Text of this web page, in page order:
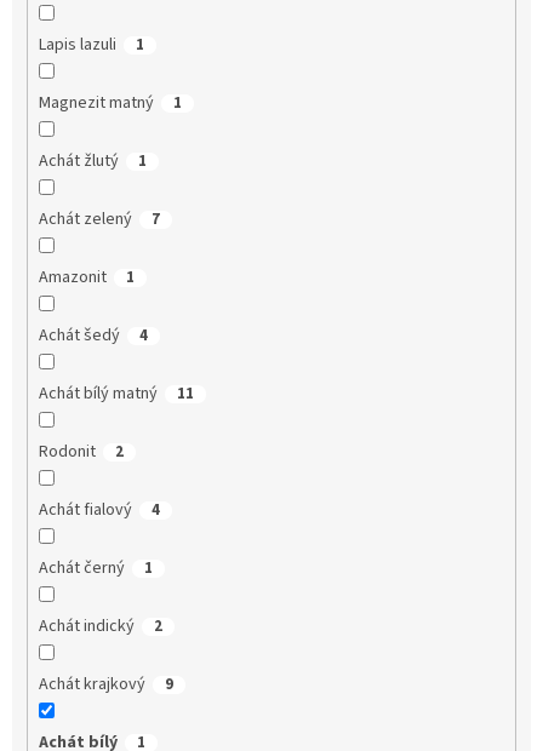
Lapis lazuli 1
Magnezit matný 1
Achát žlutý 1
Achát zelený 7
Amazonit 1
Achát šedý 4
Achát bílý matný 11
Rodonit 2
Achát fialový 4
Achát černý 1
Achát indický 2
Achát krajkový 9
Achát bílý 1